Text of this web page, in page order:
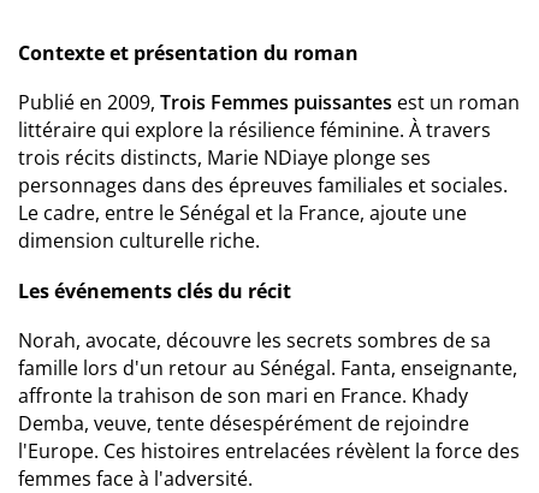
Contexte et présentation du roman
Publié en 2009, Trois Femmes puissantes est un roman
littéraire qui explore la résilience féminine. À travers
trois récits distincts, Marie NDiaye plonge ses
personnages dans des épreuves familiales et sociales.
Le cadre, entre le Sénégal et la France, ajoute une
dimension culturelle riche.
Les événements clés du récit
Norah, avocate, découvre les secrets sombres de sa
famille lors d'un retour au Sénégal. Fanta, enseignante,
affronte la trahison de son mari en France. Khady
Demba, veuve, tente désespérément de rejoindre
l'Europe. Ces histoires entrelacées révèlent la force des
femmes face à l'adversité.